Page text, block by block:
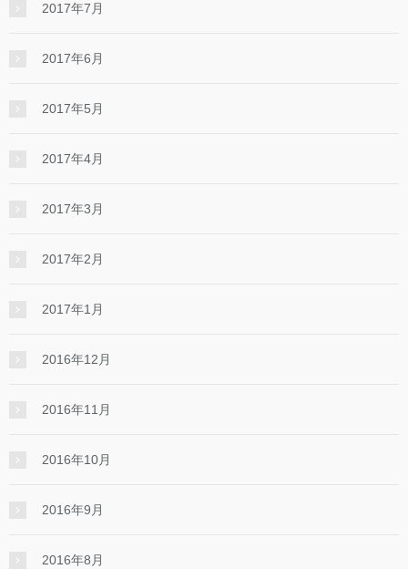
2017年7月
2017年6月
2017年5月
2017年4月
2017年3月
2017年2月
2017年1月
2016年12月
2016年11月
2016年10月
2016年9月
2016年8月